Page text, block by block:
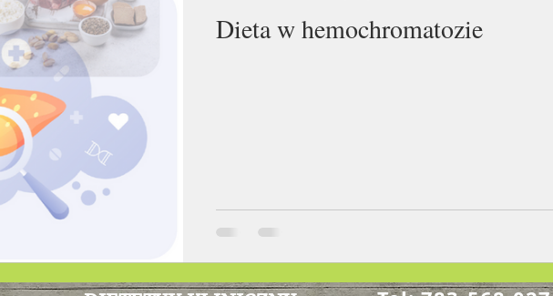
Dieta w hemochromatozie